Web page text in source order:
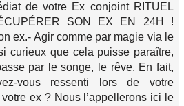
de votre Ex conjoint RITUEL
SON EX EN 24H !
ex.- Agir comme par magie via le
curieux que cela puisse paraître,
par le songe, le rêve. En fait,
vous ressenti lors de votre
ex ? Nous l’appellerons ici le